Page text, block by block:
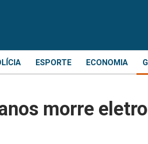
ESPORTE ECONOMIA
morre